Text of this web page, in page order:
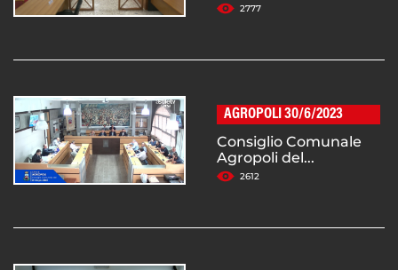
2777
AGROPOLI 30/6/2023
Consiglio Comunale
Agropoli del...
2612